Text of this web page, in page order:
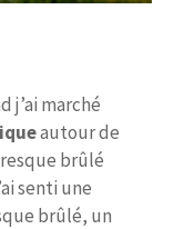
j’ai marché
autour de
brûlé
senti une
brûlé, un